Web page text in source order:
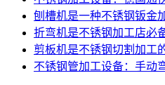
刨槽机是一种不锈钢钣金
折弯机是不锈钢加工店必
剪板机是不锈钢切割加工
不锈钢管加工设备：手动